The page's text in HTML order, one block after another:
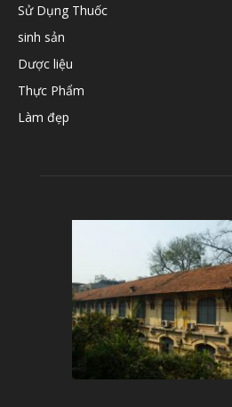
Sử Dụng Thuốc
sinh sản
Dược liệu
Thực Phẩm
Làm đẹp